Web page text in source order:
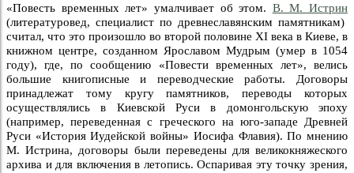
«Повесть временных лет» умалчивает об этом. В. М. Истрин
(литературовед, специалист по древнеславянским памятникам)
считал, что это произошло во второй половине XI века в Киеве, в
книжном центре, созданном Ярославом Мудрым (умер в 1054
году), где, по сообщению «Повести временных лет», велись
большие книгописные и переводческие работы. Договоры
принадлежат тому кругу памятников, переводы которых
осуществлялись в Киевской Руси в домонгольскую эпоху
(например, переведенная с греческого на юго-западе Древней
Руси «История Иудейской войны» Иосифа Флавия). По мнению
М. Истрина, договоры были переведены для великокняжеского
архива и для включения в летопись. Оспаривая эту точку зрения,